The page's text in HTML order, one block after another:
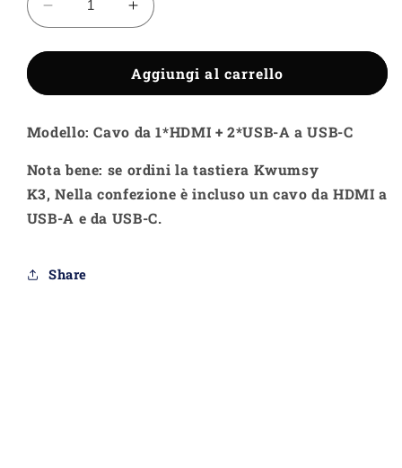
Diminuisci
quantità
per
*
+
*
Cavo
da
USB-
a
Aumenta
quantità
per
1
*
+
*
Cavo
da
Aggiungi al carrello
Modello: Cavo da 1*HDMI + 2*USB-A a USB-C
Nota bene: se ordini la tastiera Kwumsy
K3, Nella confezione è incluso un cavo da HDMI a
USB-A e da USB-C.
Share